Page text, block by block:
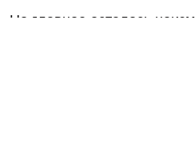
Но главное осталось